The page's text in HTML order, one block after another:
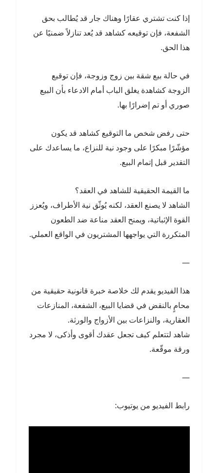
إذا كنت تشتري عقارًا وهناك جار قد يُطالب بحق
الشفعة، فإن توقيعه كشاهد قد يُعد تنازلاً ضمنيًا عن
هذا الحق.
في حالة بيع شقة بين زوج وزوجة، فإن توقيع
الزوجة كشاهدة يغلق الباب أمام الادعاء بأن البيع
صوري أو تم إضرارًا بها.
حتى رفض شخص ما التوقيع كشاهد قد يكون
مؤشّرًا مبكرًا على وجود نية للنزاع، ما يساعدك على
التقدير قبل إتمام البيع.
ما القيمة الحقيقية للشاهد في العقد؟
الشاهد لا يصنع العقد، لكنه يُوثّق نية الأطراف، ويُعزز
القوة الإثباتية، ويمنح العقد مناعة ضد الطعون
المتكررة التي يواجهها المشتريون في الواقع العملي.
—
هذا الفيديو يقدم لك خلاصة خبرة قانونية حقيقية من
محامٍ بالنقض في قضايا البيع، الشفعة، المنازعات
العقارية، والنزاعات بين الأزواج والورثة.
شاهد لتتعلم كيف تجعل عقدك أقوى وأذكى، لا مجرد
ورقة موقّعة.
—
رابط الفيديو من يوتيوب: